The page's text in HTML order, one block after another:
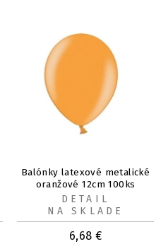
Balónky latexové metalické
oranžové 12cm 100ks
6,68 €
DETAIL
NA SKLADE